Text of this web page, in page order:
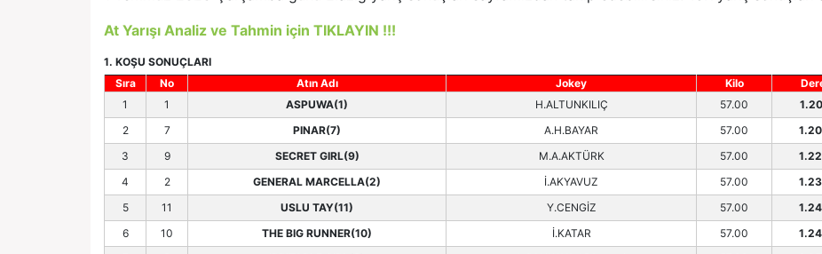
At Yarışı Analiz ve Tahmin için TIKLAYIN !!!
1. KOŞU SONUÇLARI
Sıra
No Atın Adı Jokey Kilo
1
1 ASPUWA(1) H.ALTUNKILIÇ 57.00
2
7 PINAR(7) A.H.BAYAR 57.00
3
9 SECRET GIRL(9) M.A.AKTÜRK 57.00
4
2 GENERAL MARCELLA(2) İ.AKYAVUZ 57.00
5
11 USLU TAY(11) Y.CENGİZ 57.00
6
10 THE BIG RUNNER(10) İ.KATAR 57.00